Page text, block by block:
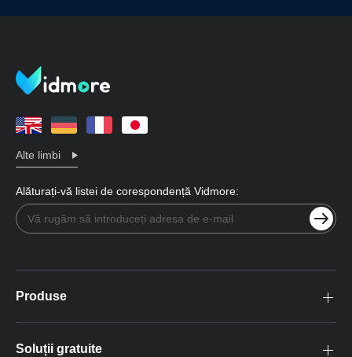
Alte limbi
Alăturați-vă listei de corespondență Vidmore:
Produse
Soluții gratuite